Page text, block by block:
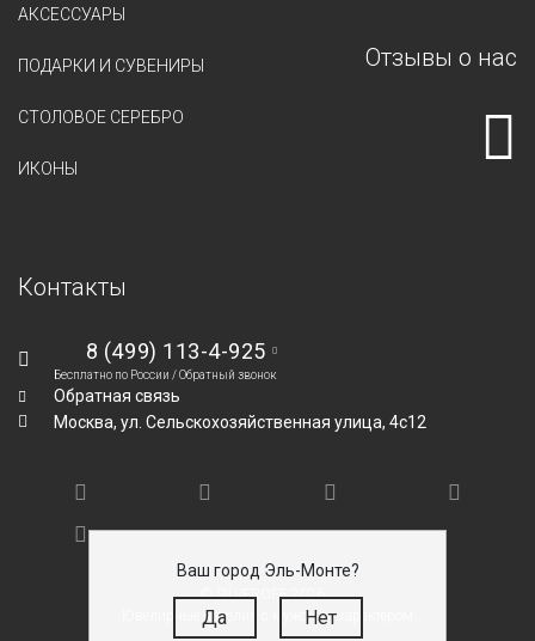
Ваш город Эль-Монте?
Да Нет
АКСЕССУАРЫ
ПОДАРКИ И СУВЕНИРЫ
СТОЛОВОЕ СЕРЕБРО
ИКОНЫ
Отзывы о нас
Контакты
8 (499) 113-4-925
Бесплатно по России /Обратный звонок
Обратная связь
Москва, ул. Сельскохозяйственная улица, 4с12
© SILVEROFF 2026
Ювелирные изделия с мужским характером